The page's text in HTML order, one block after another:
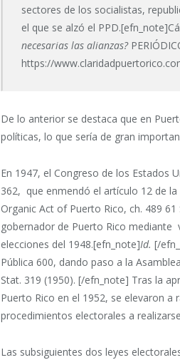
sectores de los socialistas,
el que se alzó el
necesarias las alianzas?
https://
De lo anterior se destaca que en
políticas, lo que sería de gran
En 1947, el Congreso de los Estados
362, que enmendó el artículo 12 de la
Organic Act of Puerto Rico, ch. 489
gobernador de Puerto Rico
elecciones del 1948.[efn_note]Id.[/
Pública 600, dando paso a la
Stat. 319 (1950). [/efn_note] Tras la
Puerto Rico en el 1952, se elevaron
procedimientos electorales a
Las subsiguientes dos leyes